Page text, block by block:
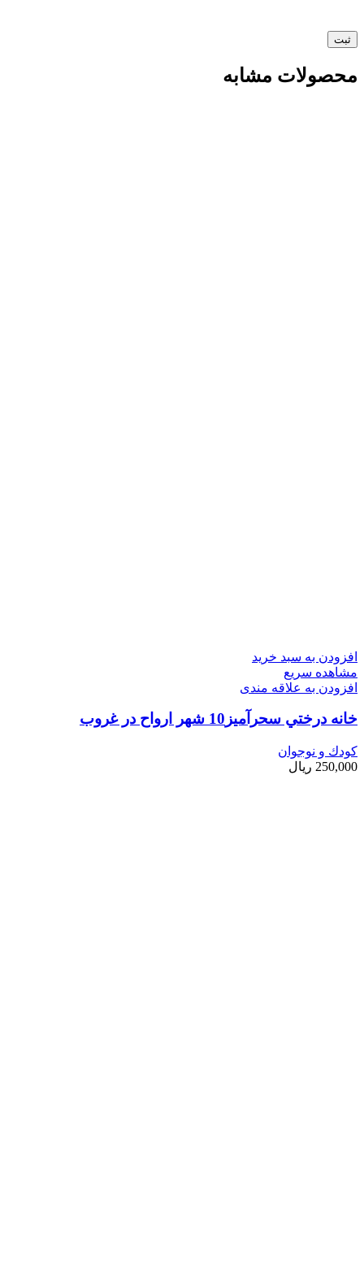
محصولات مشابه
افزودن به سبد خرید
مشاهده سریع
افزودن به علاقه مندی
خانه درختي سحرآميز10 شهر ارواح در غروب
کودك و نوجوان
250,000 ریال